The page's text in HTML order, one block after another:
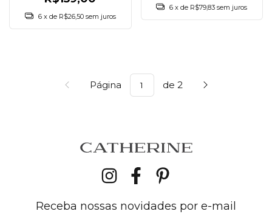
6 x de R$26,50 sem juros
6 x de R$79,83 sem juros
Página de 2
Receba nossas novidades por e-mail